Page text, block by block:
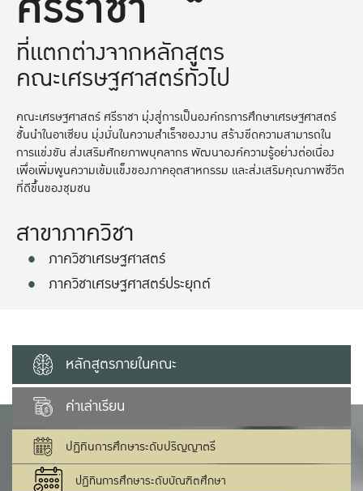
ที่แตกต่างจากหลักสูตร
คณะเศรษฐศาสตร์ทั่วไป
คณะเศรษฐศาสตร์ ศรีราชา มุ่งสู่การเป็นองค์กรการศึกษาเศรษฐศาสตร์
ชั้นนำในอาเซียน มุ่งมั่นในความสำเร็จของงาน สร้างขีดความสามารถใน
การแข่งขัน ส่งเสริมศักยภาพบุคลากร พัฒนาองค์ความรู้อย่างต่อเนื่อง
เพื่อเพิ่มพูนความเข้มแข็งของภาคอุตสาหกรรม และส่งเสริมคุณภาพชีวิต
ที่ดีขึ้นของชุมชน
สาขาภาควิชา
ภาควิชาเศรษฐศาสตร์
ภาควิชาเศรษฐศาสตร์ประยุกต์
หลักสูตรภายในคณะ
ค่าเล่าเรียน
ปฏิทินการศึกษาระดับปริญญาตรี
ปฏิทินการศึกษาระดับบัณฑิตศึกษา